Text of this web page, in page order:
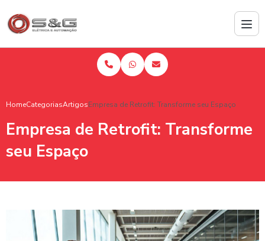
HomeCategoriasArtigosEmpresa de Retrofit: Transforme seu Espaço
Empresa de Retrofit: Transforme
seu Espaço